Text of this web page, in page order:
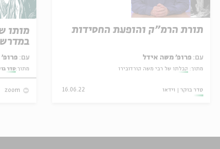
תורת הרמ"ק והופעת החסידות
עם: פרופ׳ משה אידל
מתוך: קבלתו של רבי משה קורדובירו
סדר בוקר וידאו 16.06.22
מותו
עם: פרופ' אביגדור שנאן
מתוך:סדר
zoom